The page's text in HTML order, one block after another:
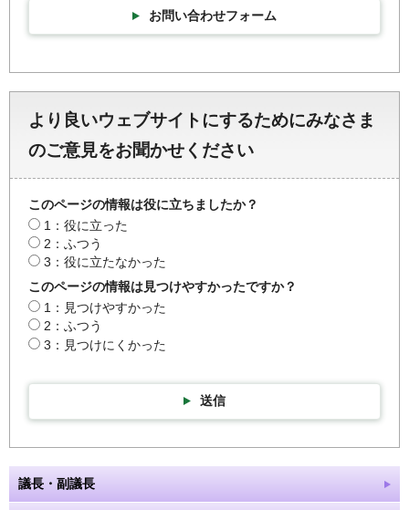
お問い合わせフォーム
より良いウェブサイトにするためにみなさま
のご意見をお聞かせください
このページの情報は役に立ちましたか？
1：役に立った
2：ふつう
3：役に立たなかった
このページの情報は見つけやすかったですか？
1：見つけやすかった
2：ふつう
3：見つけにくかった
送信
議長・副議長